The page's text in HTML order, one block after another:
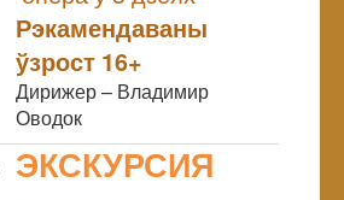
Рэкамендаваны
ўзрост 16+
Дирижер – Владимир
Оводок
ЭКСКУРСИЯ